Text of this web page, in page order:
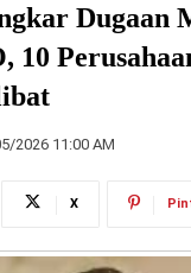
Dugaan
10
2026 11:00 AM
X